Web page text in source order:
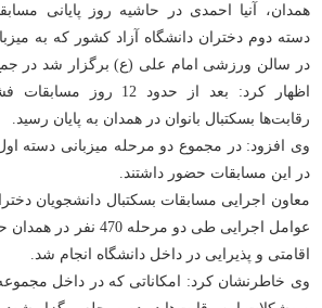
همدان، آنیا احمدی در حاشیه روز پایانی
دسته دوم دختران دانشگاه‌ آزاد کشور که به
در سالن ورزشی امام علی (ع) برگزار شد در
اظهار کرد: بعد از حدود 12 روز
رقابت‌ها بسکتبال بانوان در همدان به پایان رسید.
در این مسابقات حضور داشتند.
معاون اجرایی مسابقات بسکتبال دانشجویان
عوامل اجرایی طی دو
اقامتی و پذیرایی در داخل دانشگاه انجام شد.
وی خاطرنشان کرد: امکاناتی که در داخل